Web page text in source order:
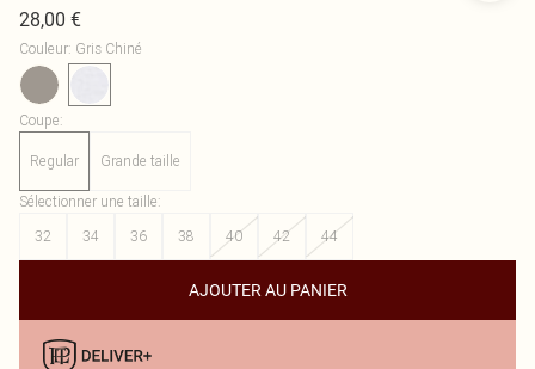
28,00 €
Couleur: Gris Chiné
Coupe:
Regular Grande taille
Sélectionner une taille:
32
34 36 38 40 42 44
AJOUTER AU PANIER